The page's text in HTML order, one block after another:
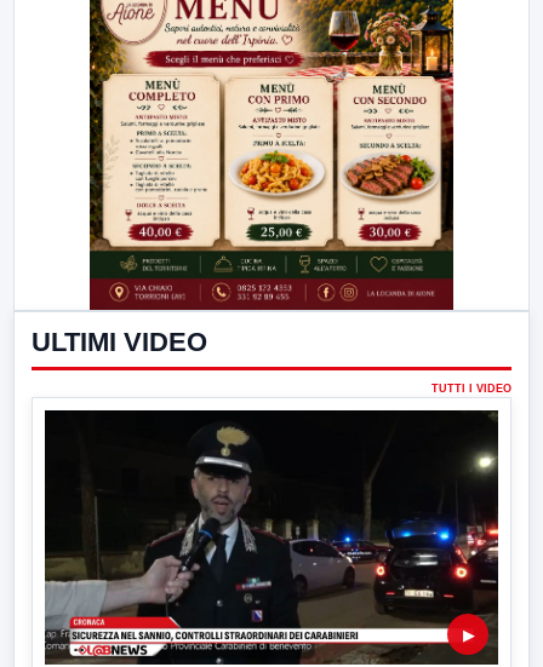
ULTIMI VIDEO
TUTTI I VIDEO
▶